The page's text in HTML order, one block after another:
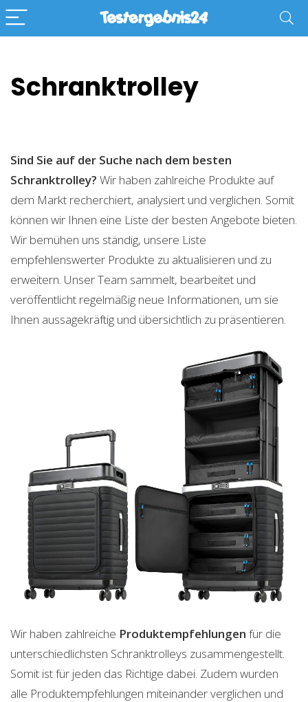
Schranktrolley
Sind Sie auf der Suche nach dem besten
Schranktrolley? Wir haben zahlreiche Produkte auf
dem Markt recherchiert, analysiert und verglichen. Somit
können wir Ihnen eine Liste der besten Angebote bieten.
Wir bemühen uns ständig, unsere Liste
empfehlenswerter Produkte zu aktualisieren und zu
erweitern. Unser Team sammelt, bearbeitet und
veröffentlicht regelmäßig neue Informationen, um sie
Ihnen aussagekräftig und übersichtlich zu präsentieren.
Wir haben zahlreiche Produktempfehlungen für die
unterschiedlichsten Schranktrolleys zusammengestellt.
Somit ist für jeden das Richtige dabei. Zudem wurden
alle Produktempfehlungen miteinander verglichen und